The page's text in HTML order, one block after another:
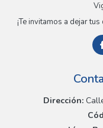
¡Te invitamos a dejar
Dirección: